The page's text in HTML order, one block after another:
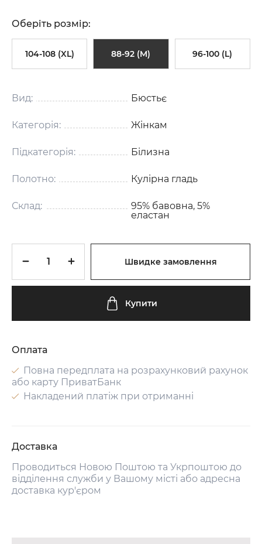
Оберіть розмір:
104-108 (XL) 88-92 (M) 96-100 (L)
Вид: Бюстьє
Категорія: Жінкам
Підкатегорія: Білизна
Полотно: Кулірна гладь
Склад:
95% бавовна, 5%
еластан
Швидке замовлення
Купити
Оплата
Повна передплата на розрахунковий рахунок
або карту ПриватБанк
Накладений платіж при отриманні
Доставка
Проводиться Новою Поштою та Укрпоштою до
відділення служби у Вашому місті або адресна
доставка кур'єром